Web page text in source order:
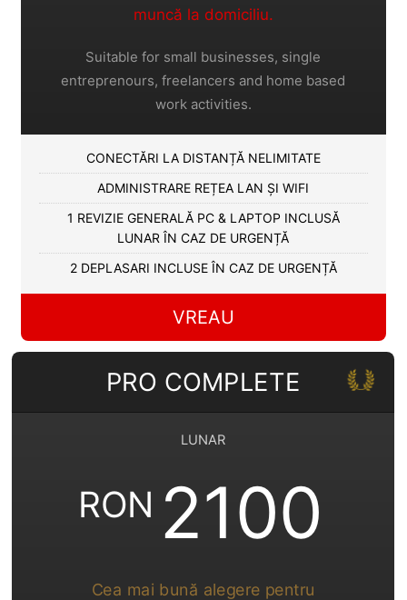
muncă la domiciliu.
Suitable for small businesses, single
entreprenours, freelancers and home based
work activities.
CONECTĂRI LA DISTANȚĂ NELIMITATE
ADMINISTRARE REȚEA LAN ȘI WIFI
1 REVIZIE GENERALĂ PC & LAPTOP INCLUSĂ
LUNAR ÎN CAZ DE URGENȚĂ
2 DEPLASARI INCLUSE ÎN CAZ DE URGENȚĂ
VREAU
PRO COMPLETE
LUNAR
RON 2100
Cea mai bună alegere pentru